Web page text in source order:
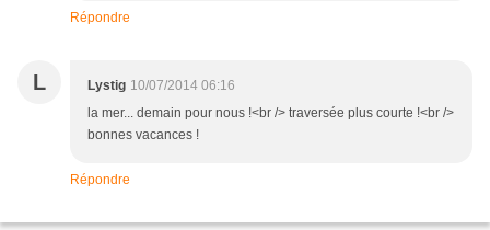
Répondre
L Lystig 10/07/2014 06:16
la mer... demain pour nous !<br /> traversée plus courte !<br />
bonnes vacances !
Répondre